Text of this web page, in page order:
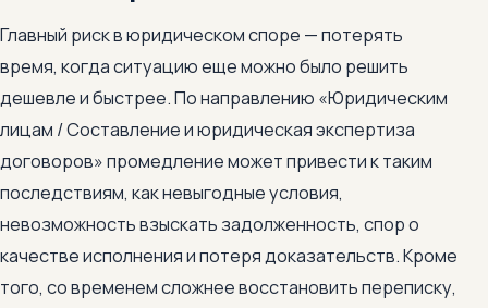
Главный риск в юридическом споре — потерять
время, когда ситуацию еще можно было решить
дешевле и быстрее. По направлению «Юридическим
лицам / Составление и юридическая экспертиза
договоров» промедление может привести к таким
последствиям, как невыгодные условия,
невозможность взыскать задолженность, спор о
качестве исполнения и потеря доказательств. Кроме
того, со временем сложнее восстановить переписку,